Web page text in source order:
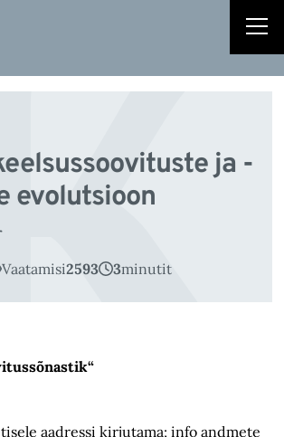
ja -
evolutsioon
Vaatamisi2593 3minutit
aadressi kirjutama; info andmete